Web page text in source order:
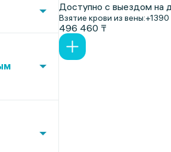
Доступно с выездом на
Взятие крови из вены:+1390
496 460 ₸